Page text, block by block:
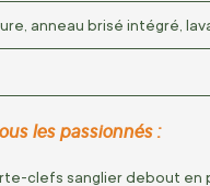
anneau brisé intégré,
les passionnés :
clefs sanglier debout en